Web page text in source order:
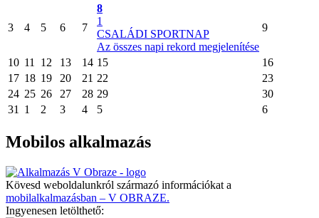
3 4 5 6 7
8
1
CSALÁDI SPORTNAP
Az összes napi rekord megjelenítése
9
10 11 12 13 14 15
16
17 18 19 20 21 22
23
24 25 26 27 28 29
30
31
1 2 3 4 5 6
Mobilos alkalmazás
Kövesd weboldalunkról származó információkat a
mobilalkalmazásban – V OBRAZE.
Ingyenesen letölthető: